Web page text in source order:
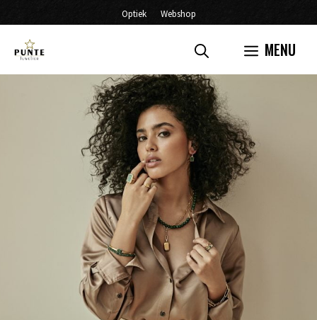
naar
Optiek Webshop
MENU